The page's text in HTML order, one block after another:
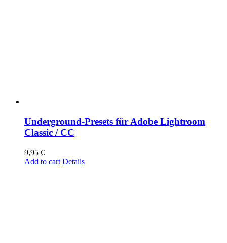
Underground-Presets für Adobe Lightroom
Classic / CC
9,95 €
Add to cart Details